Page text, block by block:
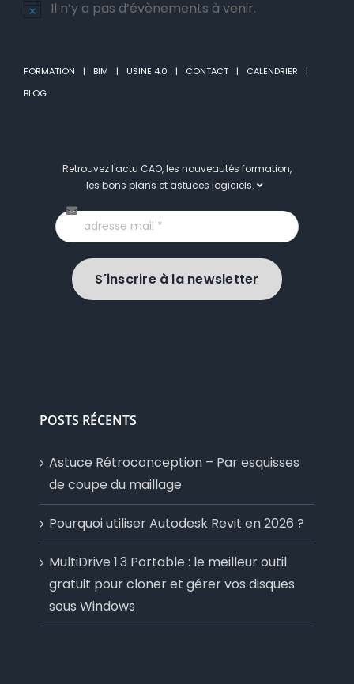
Notice
Il n’y a pas d’évènements à venir.
FORMATION BIM USINE 4.0 CONTACT
CALENDRIER
BLOG
Retrouvez l'actu CAO, les nouveautés formation,
les bons plans et astuces logiciels.
S'inscrire à la newsletter
POSTS RÉCENTS
Astuce Rétroconception – Par esquisses
de coupe du maillage
Pourquoi utiliser Autodesk Revit en 2026 ?
MultiDrive 1.3 Portable : le meilleur outil
gratuit pour cloner et gérer vos disques
sous Windows